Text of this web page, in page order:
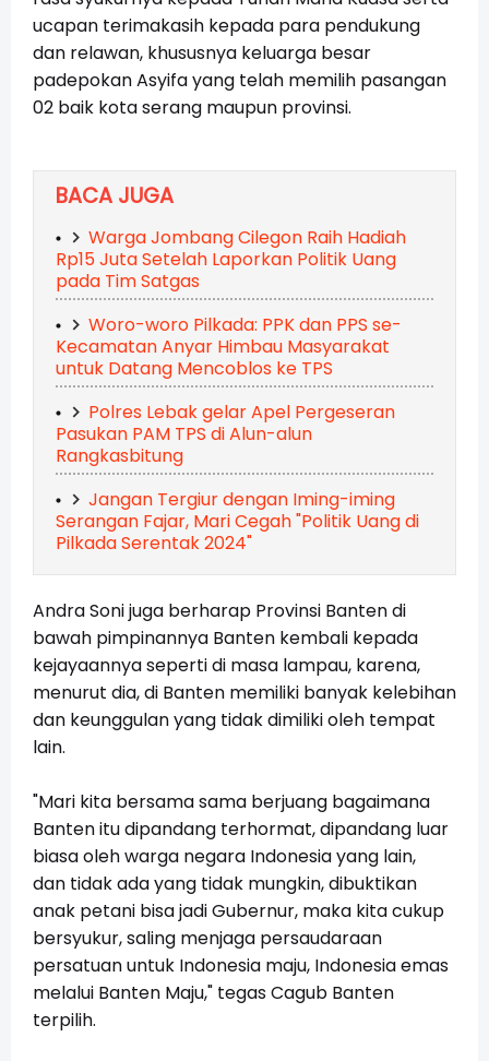
ucapan terimakasih kepada para pendukung
dan relawan, khususnya keluarga besar
padepokan Asyifa yang telah memilih pasangan
02 baik kota serang maupun provinsi.
BACA JUGA
Warga Jombang Cilegon Raih Hadiah
Rp15 Juta Setelah Laporkan Politik Uang
pada Tim Satgas
Woro-woro Pilkada: PPK dan PPS se-
Kecamatan Anyar Himbau Masyarakat
untuk Datang Mencoblos ke TPS
Polres Lebak gelar Apel Pergeseran
Pasukan PAM TPS di Alun-alun
Rangkasbitung
Jangan Tergiur dengan Iming-iming
Serangan Fajar, Mari Cegah "Politik Uang di
Pilkada Serentak 2024"
Andra Soni juga berharap Provinsi Banten di
bawah pimpinannya Banten kembali kepada
kejayaannya seperti di masa lampau, karena,
menurut dia, di Banten memiliki banyak kelebihan
dan keunggulan yang tidak dimiliki oleh tempat
lain.
"Mari kita bersama sama berjuang bagaimana
Banten itu dipandang terhormat, dipandang luar
biasa oleh warga negara Indonesia yang lain,
dan tidak ada yang tidak mungkin, dibuktikan
anak petani bisa jadi Gubernur, maka kita cukup
bersyukur, saling menjaga persaudaraan
persatuan untuk Indonesia maju, Indonesia emas
melalui Banten Maju," tegas Cagub Banten
terpilih.